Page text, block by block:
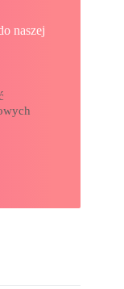
naszej